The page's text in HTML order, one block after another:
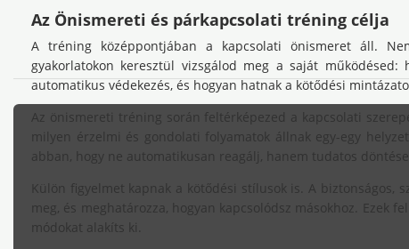
Az Önismereti és párkapcsolati tréning célja
A tréning középpontjában a kapcsolati önismeret áll.
gyakorlatokon keresztül vizsgálod meg a saját
automatikus védekezés, és hogyan hatnak a kötődési
Az önismereti tréning során feltérképezed a kapcsolati
milyen érzelmi és gondolati folyamatok állnak egy-egy
abban, hogy ne automatikusan reagálj, hanem tudatos
Külön figyelmet kapnak a kötődési stílusok is. A biztonságos,
meg, és meghatározza, hogyan kapcsolódsz másokhoz. Ezek
módokat alakíts ki.